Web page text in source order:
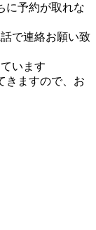
に予約が取れな
で連絡お願い致
います
きますので、お